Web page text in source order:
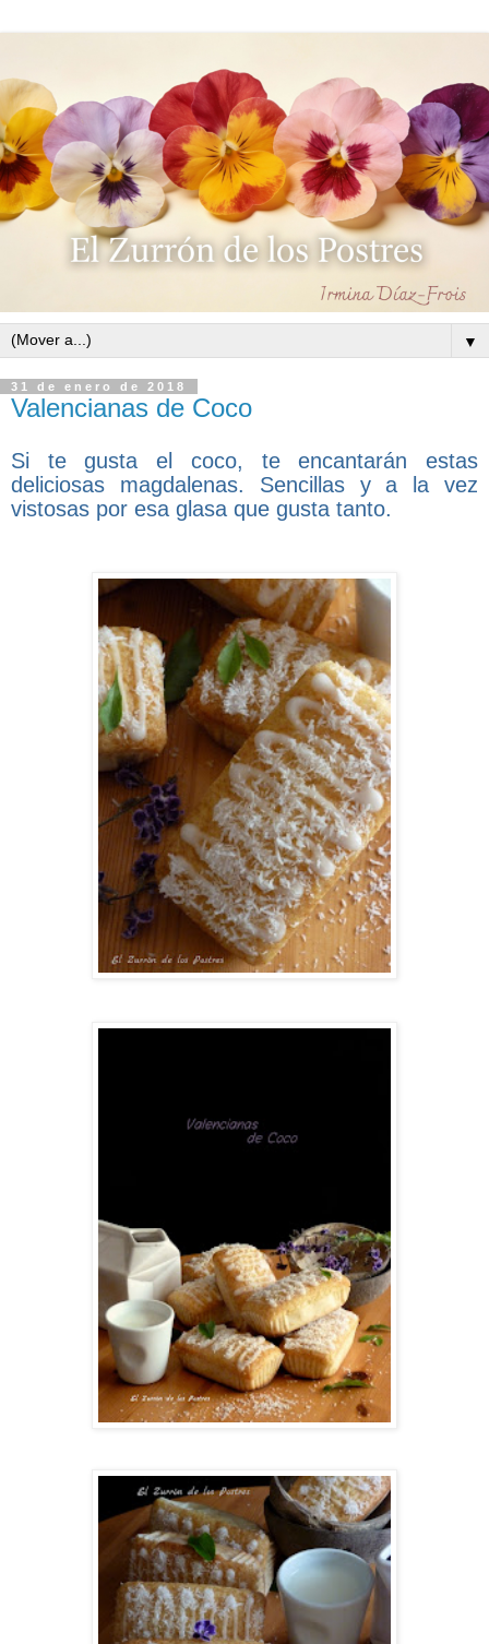
▼
31 de enero de 2018
Valencianas de Coco
Si te gusta el coco, te encantarán estas
deliciosas magdalenas. Sencillas y a la vez
vistosas por esa glasa que gusta tanto.